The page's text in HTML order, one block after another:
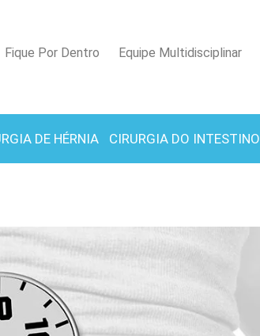
Fique Por Dentro Equipe Multidisciplinar
DE HÉRNIA CIRURGIA DO INTESTINO